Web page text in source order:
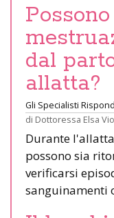
dal
allatta?
Gli Specialisti
di Dottoressa Elsa
Durante
possono sia
verificarsi
sanguinamenti